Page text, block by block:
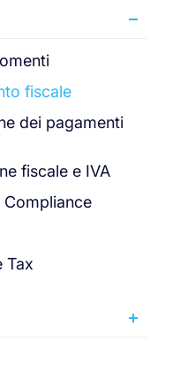
fiscale
dei pagamenti
fiscale e IVA
Tax